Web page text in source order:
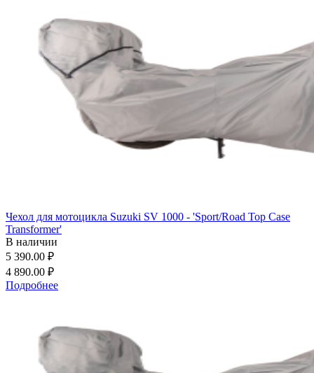
Чехол для мотоцикла Suzuki SV 1000 - 'Sport/Road Top Case
Transformer'
В наличии
5 390.00 ₽
4 890.00 ₽
Подробнее